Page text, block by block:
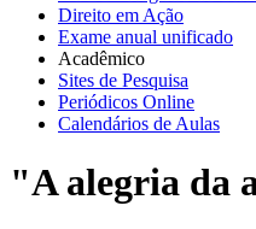
Direito em Ação
Exame anual unificado
Acadêmico
Sites de Pesquisa
Periódicos Online
Calendários de Aulas
"A alegria da